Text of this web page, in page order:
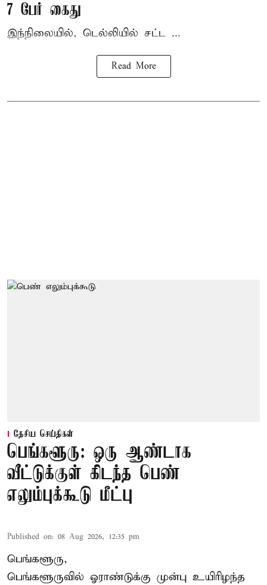
7 பேர் கைது
இந்நிலையில், டெல்லியில் சட்ட ...
Read More
தேசிய செய்திகள்
பெங்களூரு: ஒரு ஆண்டாக
வீட்டுக்குள் கிடந்த பெண்
எலும்புக்கூடு மீட்பு
Published on: 08 Aug 2026, 12:35 pm
பெங்களூரு,
பெங்களூருவில் ஓராண்டுக்கு முன்பு உயிரிழந்த